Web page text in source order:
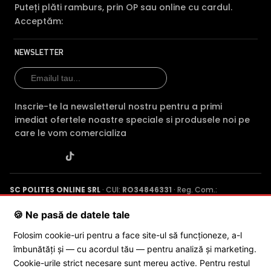
Alte functii
Detectie la miscare in aplicatia Ezviz (IOS/Android);
alimentator 5V inclus
* Imaginile, stocul si specificatiile tehnice pentru produsul EZVIZ CS-TY1-
nu sunt incluse in pachetul standard al produsului. Acestea pot fi
schimbate fara instiintare prealabila si nu constituie obligativitate
contractuala. Va stam oricand la dispozitie pentru eventuale clarificari.
Compara cu produse asemanatoare
Comparatie EZVIZ CS-TY1-B0-1G2WF vs 3
Caracteristica
EZVIZ CS-TY1-B0-
1G2WF
(acest
produs)
1080P
Pret
133 lei 115 lei 149 lei
Puteți plăti ramburs, prin OP sau online cu cardul.
Acceptăm:
NEWSLETTER
Inscrie-te la newsletterul nostru pentru a primi
imediat ofertele noastre speciale si produsele noi pe
care le vom comercializa
SC POLITES ONLINE SRL · CUI: RO34846331 · Reg. Com.:
Poenaru, Nr. 1, Craiova, Jud. Dolj ·
© 2026 SC POLITES ONLINE SRL
🍪 Ne pasă de datele tale
Folosim cookie-uri pentru a face site-ul să funcționeze, a-l
îmbunătăți și — cu acordul tău — pentru analiză și marketing.
Cookie-urile strict necesare sunt mereu active. Pentru restul